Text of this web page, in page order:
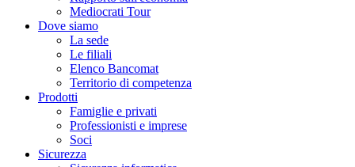
Mediocrati Tour
Dove siamo
La sede
Le filiali
Elenco Bancomat
Territorio di competenza
Prodotti
Famiglie e privati
Professionisti e imprese
Soci
Sicurezza